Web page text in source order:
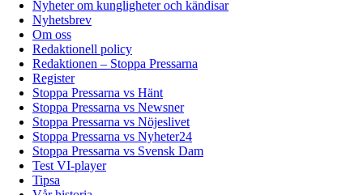
Nyheter om kungligheter och kändisar
Nyhetsbrev
Om oss
Redaktionell policy
Redaktionen – Stoppa Pressarna
Register
Stoppa Pressarna vs Hänt
Stoppa Pressarna vs Newsner
Stoppa Pressarna vs Nöjeslivet
Stoppa Pressarna vs Nyheter24
Stoppa Pressarna vs Svensk Dam
Test VI-player
Tipsa